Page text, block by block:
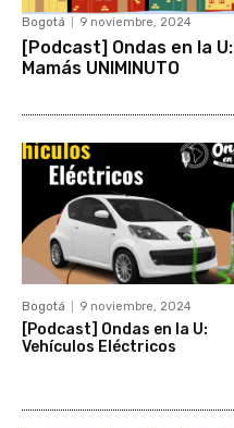
Bogotá 9 noviembre, 2024
[Podcast] Ondas en la U:
Mamás UNIMINUTO
Bogotá 9 noviembre, 2024
[Podcast] Ondas en la U:
Vehículos Eléctricos